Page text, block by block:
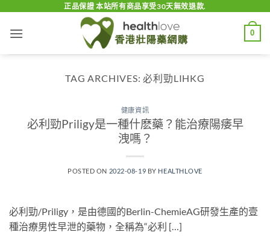
content
正品保證 本站所有商品享受30天無效退款.
0
TAG ARCHIVES:必利勁LIHKG
健康資訊
必利勁Priligy是一種什麽藥？能治療陽痿早
洩嗎？
POSTED ON 2022-08-19 BY HEALTHLOVE
必利勁/Priligy，是由德國的Berlin-ChemieAG研發生產的壹
種治療男性早泄的藥物，全稱為“必利 […]